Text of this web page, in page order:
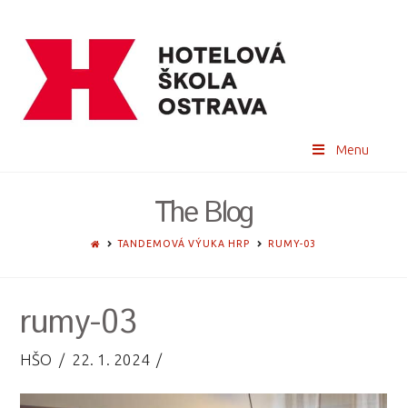
Menu
The Blog
HOMETANDEMOVÁ VÝUKA HRP RUMY-03
rumy-03
HŠO 22. 1. 2024